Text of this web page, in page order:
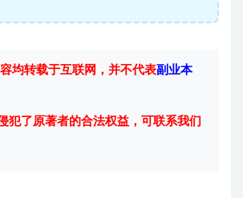
均转载于互联网，并不代表副业本
犯了原著者的合法权益，可联系我们